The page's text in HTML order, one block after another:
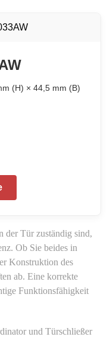
(H) × 44,5 mm (B)
der Tür zuständig sind,
Ob Sie beides in
Konstruktion des
ab. Eine korrekte
Funktionsfähigkeit
und Türschließer